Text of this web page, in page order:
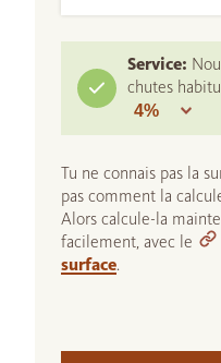
Service:
chutes
Tu ne connais pas la
pas comment la
Alors calcule-la
facilement, avec le
surface.